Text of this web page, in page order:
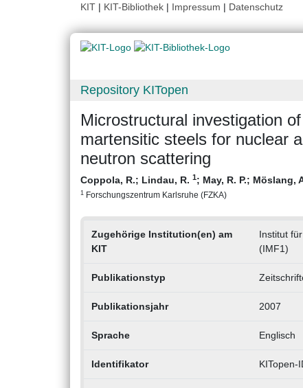
KIT | KIT-Bibliothek | Impressum | Datenschutz
Repository KITopen
Microstructural investigation
martensitic steels for nuclear
neutron scattering
Coppola, R.; Lindau, R. 1; May, R. P.; Möslang,
1 Forschungszentrum Karlsruhe (FZKA)
Zugehörige Institution(en) am
KIT
Institut
(IMF1)
Publikationstyp
Publikationsjahr 2007
Sprache Englisch
Identifikator KITopen-